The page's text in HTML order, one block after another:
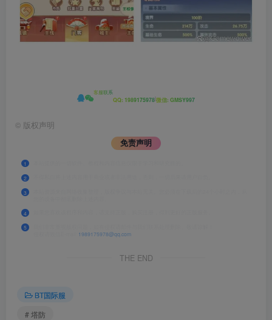
客服联系
QQ: 1989175978微信: GMSY997
© 版权声明
免责声明
1
2
3
4
5
1989175978@qq.com
THE END
BT国际服
# 塔防